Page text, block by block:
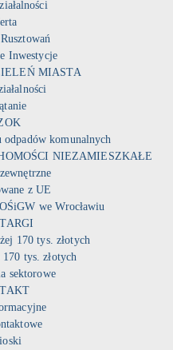
Inwestycje
MIASTA
komunalnych
NIEZAMIESZKAŁE
z UE
we Wrocławiu
170 tys. złotych
tys. złotych
sektorowe